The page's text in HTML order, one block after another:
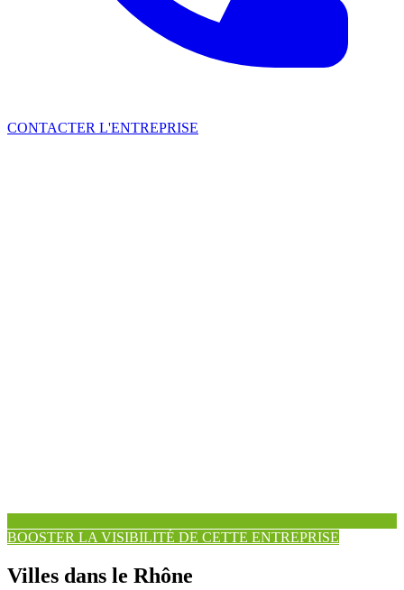
CONTACTER L'ENTREPRISE
BOOSTER LA VISIBILITÉ DE CETTE ENTREPRISE
Villes dans le Rhône